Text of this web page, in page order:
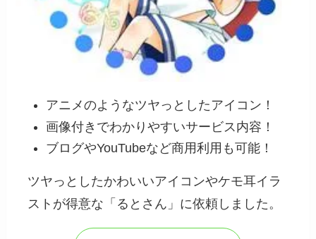
アニメのようなツヤっとしたアイコン！
画像付きでわかりやすいサービス内容！
ブログやYouTubeなど商用利用も可能！
ツヤっとしたかわいいアイコンやケモ耳イラ
ストが得意な「るとさん」に依頼しました。